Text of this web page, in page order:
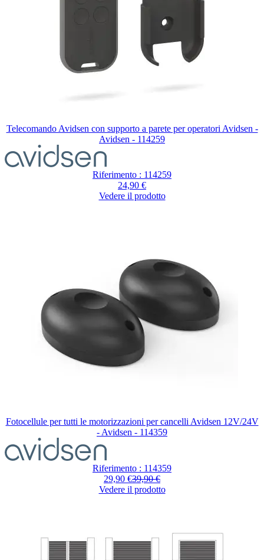
Telecomando Avidsen con supporto a parete per operatori Avidsen -
Avidsen - 114259
Riferimento : 114259
24,90 €
Vedere il prodotto
Fotocellule per tutti le motorizzazioni per cancelli Avidsen 12V/24V
- Avidsen - 114359
Riferimento : 114359
29,90 €39,90 €
Vedere il prodotto